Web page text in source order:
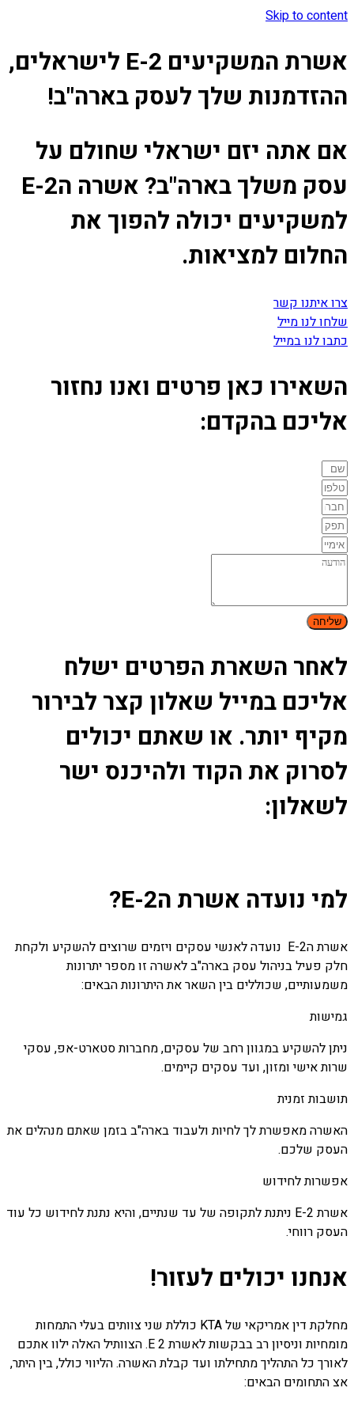
Skip to content
אשרת המשקיעים E-2 לישראלים,
ההזדמנות שלך לעסק בארה"ב!
אם אתה יזם ישראלי שחולם על
עסק משלך בארה"ב? אשרה הE-2
למשקיעים יכולה להפוך את
החלום למציאות.
צרו איתנו קשר
שלחו לנו מייל
כתבו לנו במייל
השאירו כאן פרטים ואנו נחזור
אליכם בהקדם:
שליחה
לאחר השארת הפרטים ישלח
אליכם במייל שאלון קצר לבירור
מקיף יותר. או שאתם יכולים
לסרוק את הקוד ולהיכנס ישר
לשאלון:
למי נועדה אשרת הE-2?
אשרת הE-2 נועדה לאנשי עסקים ויזמים שרוצים להשקיע ולקחת
חלק פעיל בניהול עסק בארה"ב לאשרה זו מספר יתרונות
משמעותיים, שכוללים בין השאר את היתרונות הבאים:
גמישות
ניתן להשקיע במגוון רחב של עסקים, מחברות סטארט-אפ, עסקי
שרות אישי ומזון, ועד עסקים קיימים.​
תושבות זמנית
האשרה מאפשרת לך לחיות ולעבוד בארה"ב בזמן שאתם מנהלים את
העסק שלכם.​
אפשרות לחידוש
אשרת E-2 ניתנת לתקופה של עד שנתיים, והיא נתנת לחידוש כל עוד
העסק רווחי.​
אנחנו יכולים לעזור!
מחלקת דין אמריקאי של KTA כוללת שני צוותים בעלי התמחות
מומחיות וניסיון רב בבקשות לאשרת 2 E. הצוותיל האלה ילוו אתכם
לאורך כל התהליך מתחילתו ועד קבלת האשרה. הליווי כולל, בין היתר,
אצ התחומים הבאים: